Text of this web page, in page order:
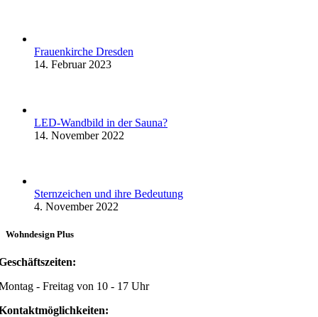
Frauenkirche Dresden
14. Februar 2023
LED-Wandbild in der Sauna?
14. November 2022
Sternzeichen und ihre Bedeutung
4. November 2022
Wohndesign Plus
- Freitag von 10 - 17 Uhr